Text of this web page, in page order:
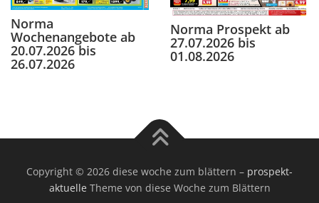
Norma
Wochenangebote ab
20.07.2026 bis
26.07.2026
Norma Prospekt ab
27.07.2026 bis
01.08.2026
Copyright © 2026 diese woche zum blättern – prospekt-
aktuelle Theme von diese Woche zum Blättern